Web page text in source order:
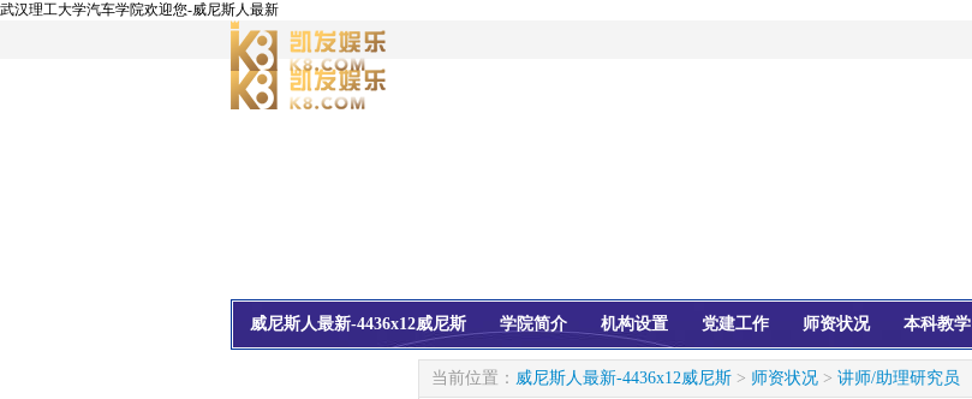
武汉理工大学汽车学院欢迎您-威尼斯人最新
威尼斯人最新-4436x12威尼斯 学院简介 机构设置 党建工作 师资状况 本科教学
当前位置： 威尼斯人最新-4436x12威尼斯 > 师资状况 > 讲师/助理研究员